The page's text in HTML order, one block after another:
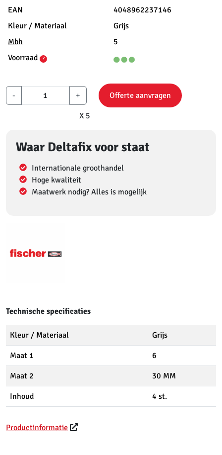
EAN
4048962237146
Kleur / Materiaal
Grijs
Mbh
5
Voorraad
?
- +
X 5
Offerte aanvragen
Waar Deltafix voor staat
Internationale groothandel
Hoge kwaliteit
Maatwerk nodig? Alles is mogelijk
Technische specificaties
Kleur / Materiaal Grijs
Maat 1 6
Maat 2 30 MM
Inhoud 4 st.
Productinformatie